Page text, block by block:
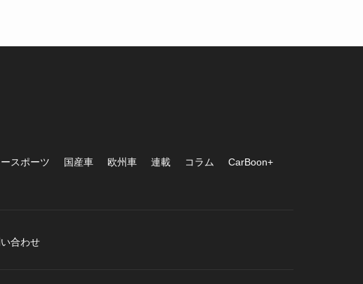
スポーツ 国産車 欧州車 連載 コラム
CarBoon+
合わせ